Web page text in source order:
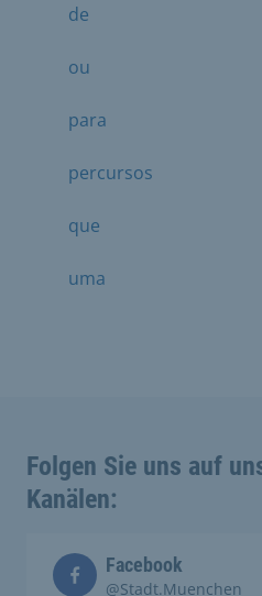
de
ou
para
percursos
que
uma
Folgen Sie uns auf
Kanälen:
Facebook
@Stadt.Muenchen